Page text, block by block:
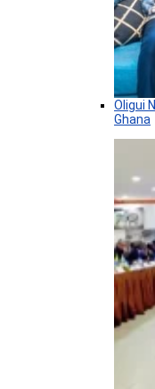
Oligui
Ghana